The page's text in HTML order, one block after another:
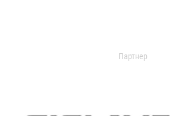
Партнер